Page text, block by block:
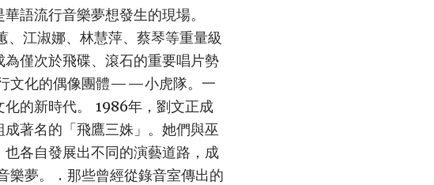
語流行音樂夢想發生的現場。
江淑娜、林慧萍、蔡琴等重量級
僅次於飛碟、滾石的重要唱片勢
行文化的偶像團體——小虎隊。一
的新時代。 1986年，劉文正成
著名的「飛鷹三姝」。她們與巫
各自發展出不同的演藝道路，成
樂夢。 . 那些曾經從錄音室傳出的